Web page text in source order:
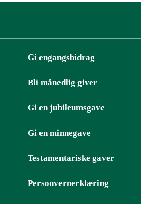
Gi engangsbidrag
Bli månedlig giver
Gi en jubileumsgave
Gi en minnegave
Testamentariske gaver
Personvernerklæring